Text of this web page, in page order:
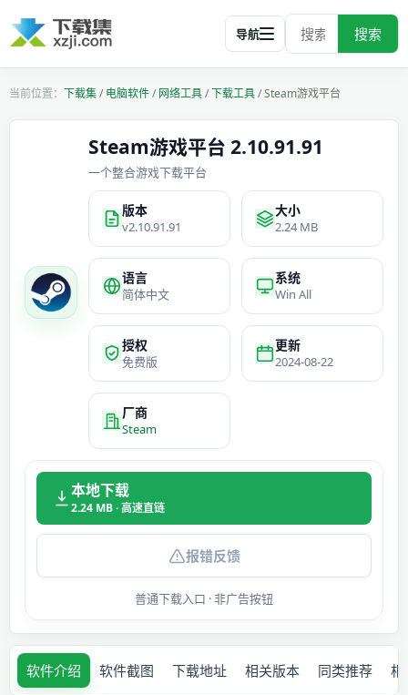
搜索
导航
下载集/电脑软件/网络工具/下载工具/Steam游戏平台
Steam游戏平台 2.10.91.91
一个整合游戏下载平台
版本
v2.10.91.91
大小
2.24 MB
语言
简体中文
系统
Win All
授权
免费版
更新
2024-08-22
厂商
Steam
本地下载
2.24 MB · 高速直链
报错反馈
普通下载入口 · 非广告按钮
软件介绍 软件截图 下载地址 相关版本 同类推荐 相